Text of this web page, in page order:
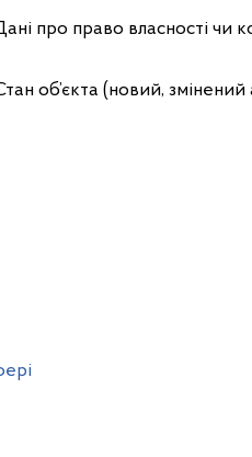
про право власності чи
об’єкта (новий,